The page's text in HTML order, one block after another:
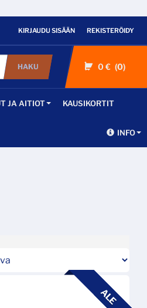
KIRJAUDU SISÄÄN REKISTERÖIDY
HAKU 0 € 0
JA AITIOT KAUSIKORTIT
INFO
ALE